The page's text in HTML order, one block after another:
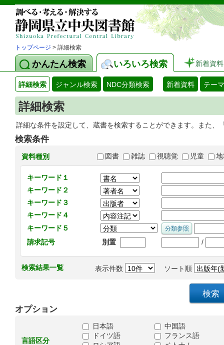
トップページ > 詳細検索
かんたん検索 いろいろ検索 新着資料
詳細検索 ジャンル検索 NDC分類検索 新着資料 テー
詳細検索
詳細な条件を設定して、蔵書を検索することができます。また
検索条件
資料種別 図書 雑誌 視聴覚 児童
キーワード１
キーワード２
キーワード３
キーワード４
キーワード５
請求記号
別置 /
検索結果一覧 表示件数 ソート順
オプション
言語区分
日本語
中国語
ドイツ語
フランス語